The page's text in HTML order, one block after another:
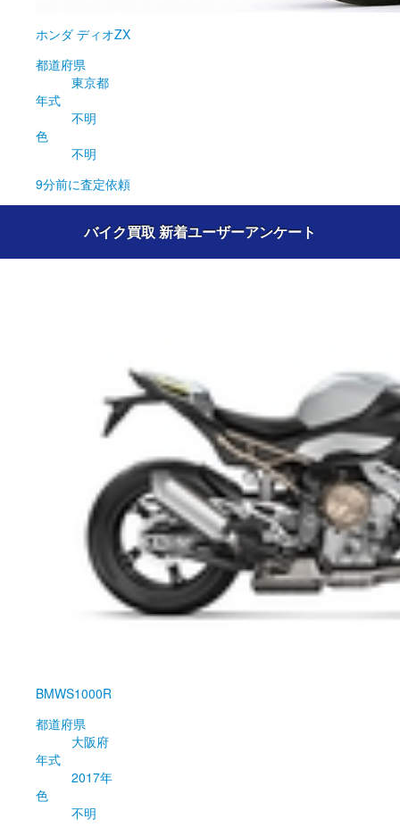
ホンダ ディオZX
都道府県
東京都
年式
不明
色
不明
9分前に査定依頼
バイク買取 新着ユーザーアンケート
BMWS1000R
都道府県
大阪府
年式
2017年
色
不明